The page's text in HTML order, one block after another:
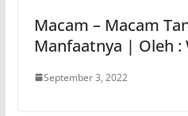
Macam – Macam
Manfaatnya | Oleh :
September 3, 2022